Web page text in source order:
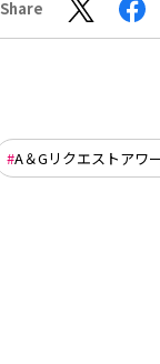
Share
A＆Gリクエストアワ